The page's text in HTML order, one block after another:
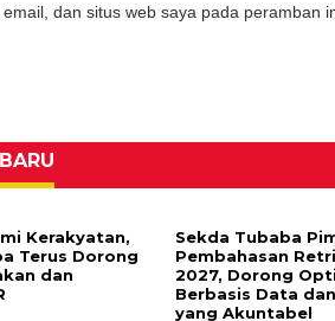
dan situs web saya pada peramban
Kerakyatan,
Terus Dorong
dan
Sekda Tubaba
Pembahasan
2027, Dorong
Berbasis Data
yang Akuntabel